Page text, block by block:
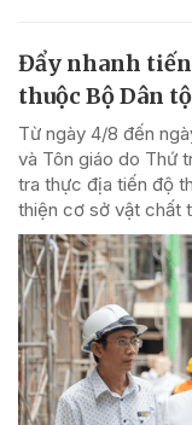
Đẩy nhanh
thuộc Bộ Dân
Từ ngày 4/8 đến
và Tôn giáo do Thứ
tra thực địa tiến độ
thiện cơ sở vật chất